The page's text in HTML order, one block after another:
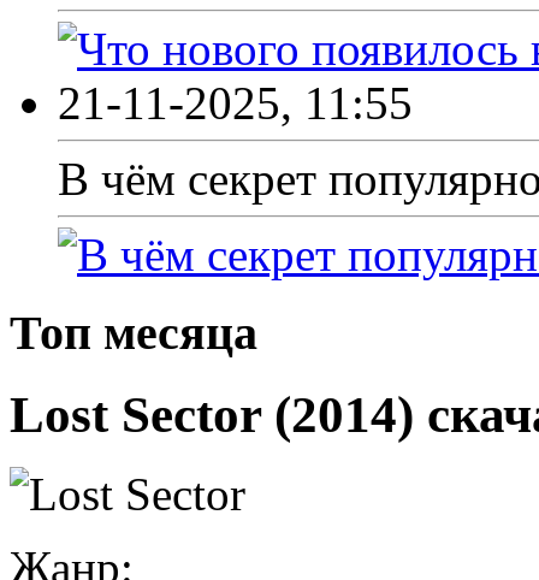
21-11-2025, 11:55
В чём секрет
Топ месяца
Lost Sector (2014)
Жанр: